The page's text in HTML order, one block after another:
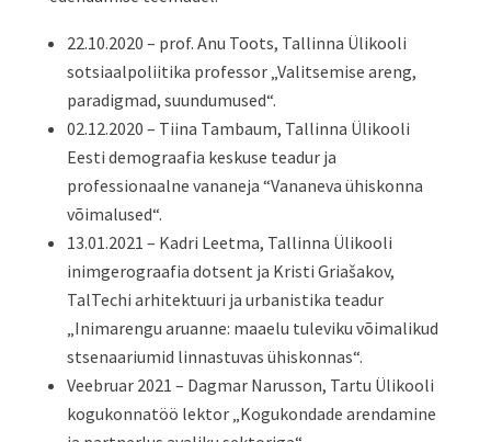
22.10.2020 – prof. Anu Toots, Tallinna Ülikooli
sotsiaalpoliitika professor „Valitsemise areng,
paradigmad, suundumused“.
02.12.2020 – Tiina Tambaum, Tallinna Ülikooli
Eesti demograafia keskuse teadur ja
professionaalne vananeja “Vananeva ühiskonna
võimalused“.
13.01.2021 – Kadri Leetma, Tallinna Ülikooli
inimgerograafia dotsent ja Kristi Griašakov,
TalTechi arhitektuuri ja urbanistika teadur
„Inimarengu aruanne: maaelu tuleviku võimalikud
stsenaariumid linnastuvas ühiskonnas“.
Veebruar 2021 – Dagmar Narusson, Tartu Ülikooli
kogukonnatöö lektor „Kogukondade arendamine